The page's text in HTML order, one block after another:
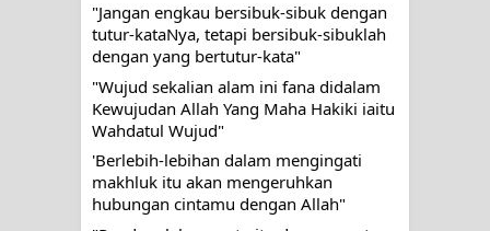
"Jangan engkau bersibuk-sibuk dengan
tutur-kataNya, tetapi bersibuk-sibuklah
dengan yang bertutur-kata"
"Wujud sekalian alam ini fana didalam
Kewujudan Allah Yang Maha Hakiki iaitu
Wahdatul Wujud"
'Berlebih-lebihan dalam mengingati
makhluk itu akan mengeruhkan
hubungan cintamu dengan Allah"